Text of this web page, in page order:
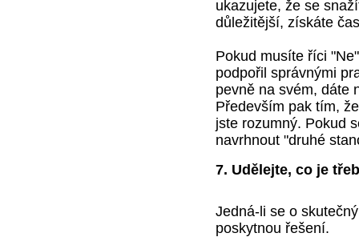
ukazujete, že se
důležitější, získáte
Pokud musíte říci
podpořil správnými
pevně na svém, dáte
Především pak tím,
jste rozumný. Pokud
navrhnout "druhé
7. Udělejte, co je
Jedná-li se o
poskytnou řešení.